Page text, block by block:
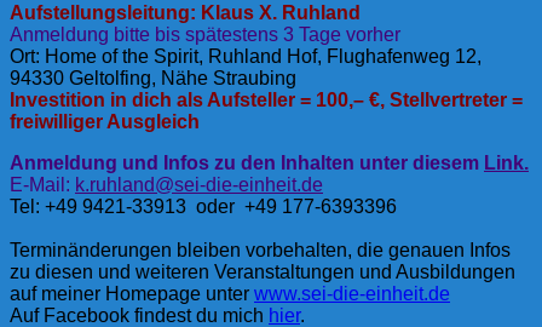
Aufstellungsleitung: Klaus X. Ruhland
Anmeldung bitte bis spätestens 3 Tage vorher
Ort: Home of the Spirit, Ruhland Hof, Flughafenweg 12,
94330 Geltolfing, Nähe Straubing
Investition in dich als Aufsteller = 100,– €, Stellvertreter =
freiwilliger Ausgleich
Anmeldung und Infos zu den Inhalten unter diesem Link.
E-Mail: k.ruhland@sei-die-einheit.de
Tel: +49 9421-33913 oder +49 177-6393396
Terminänderungen bleiben vorbehalten, die genauen Infos
zu diesen und weiteren Veranstaltungen und Ausbildungen
auf meiner Homepage unter www.sei-die-einheit.de
Auf Facebook findest du mich hier.